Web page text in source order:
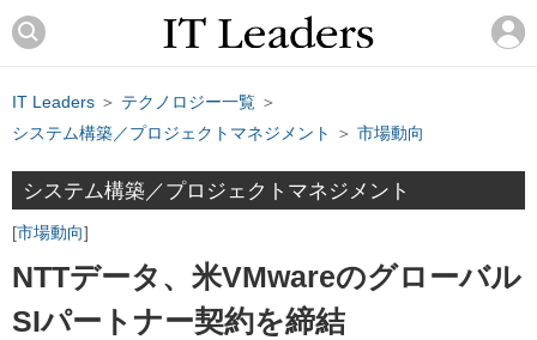
IT Leaders ＞ テクノロジー一覧 ＞
システム構築／プロジェクトマネジメント
＞ 市場動向
システム構築／プロジェクトマネジメント
市場動向
NTTデータ、米VMwareのグローバル
SIパートナー契約を締結